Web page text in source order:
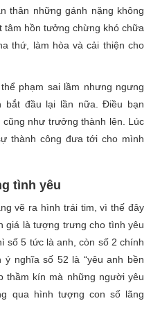
thân những gánh nặng không
tâm hồn tưởng chừng khó chữa
thứ, làm hòa và cải thiện cho
phạm sai lầm nhưng ngưng
bắt đầu lại lần nữa. Điều bạn
như trưởng thành lên. Lúc
thành công đưa tới cho mình
tình yêu
vẽ ra hình trái tim, vì thế đây
giá là tượng trưng cho tình yêu
số 5 tức là anh, còn số 2 chính
nghĩa số 52 là “yêu anh bền
thầm kín mà những người yêu
qua hình tượng con số lãng